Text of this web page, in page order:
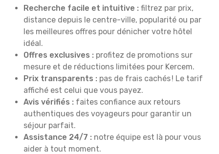
Recherche facile et intuitive : filtrez par prix,
distance depuis le centre-ville, popularité ou par
les meilleures offres pour dénicher votre hôtel
idéal.
Offres exclusives : profitez de promotions sur
mesure et de réductions limitées pour Kercem.
Prix transparents : pas de frais cachés ! Le tarif
affiché est celui que vous payez.
Avis vérifiés : faites confiance aux retours
authentiques des voyageurs pour garantir un
séjour parfait.
Assistance 24/7 : notre équipe est là pour vous
aider à tout moment.